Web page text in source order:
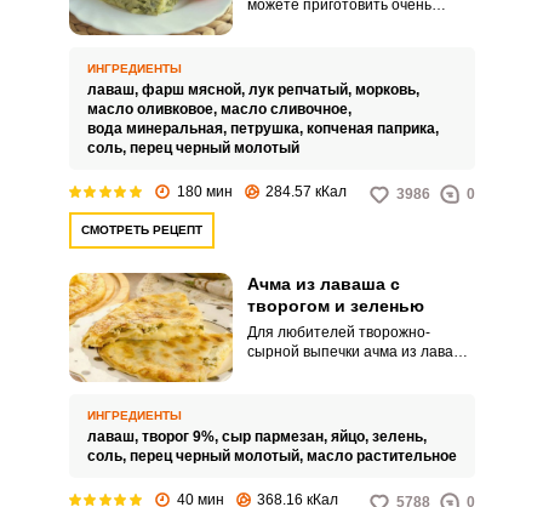
можете приготовить очень
смазывается газированной
водой и растительным маслом и
выдерживается 2 часа перед
выпечкой.
ИНГРЕДИЕНТЫ
лаваш, фарш мясной, лук репчатый, морковь,
масло оливковое, масло сливочное,
вода минеральная, петрушка, копченая паприка,
соль, перец черный молотый
180 мин 284.57 кКал 3986 0
СМОТРЕТЬ РЕЦЕПТ
Ачма из лаваша с
творогом и зеленью
Для любителей творожно-
сырной выпечки ачма из лаваша
и нужно всего лишь листы
лаваша, творог и обязательно
сыр, ведь без сыра будет уже не
ИНГРЕДИЕНТЫ
лаваш, творог 9%, сыр пармезан, яйцо, зелень,
соль, перец черный молотый, масло растительное
40 мин 368.16 кКал 5788 0